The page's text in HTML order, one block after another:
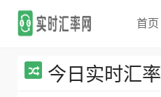
首页
今日实时汇率